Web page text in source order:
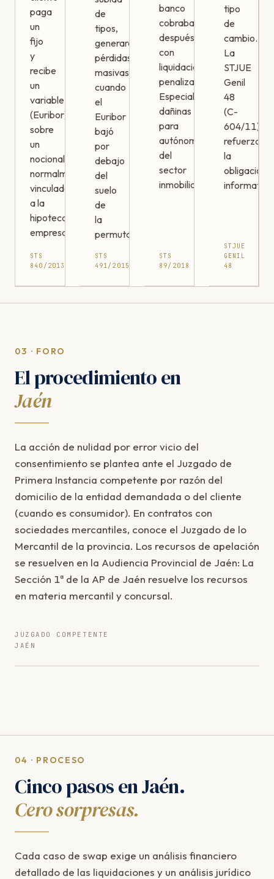
paga
un
fijo
y
recibe
un
variable
(Euribor)
sobre
un
nocional,
normalmente
vinculado
a la
hipoteca
empresarial.
STS
840/2013
de
tipos,
generaron
pérdidas
masivas
cuando
el
Euribor
bajó
por
debajo
del
suelo
de
la
permuta.
STS
491/2015
banco
cobraba
después
con
liquidaciones
penalizadoras.
Especialmente
dañinas
para
autónomos
del
sector
inmobiliario.
STS
89/2018
tipo
de
cambio.
La
STJUE
Genil
48
(C-
604/11)
refuerza
la
obligación
STJUE
GENIL
48
03 · FORO
El procedimiento en
Jaén
La acción de nulidad por error vicio del
consentimiento se plantea ante el Juzgado de
Primera Instancia competente por razón del
domicilio de la entidad demandada o del cliente
(cuando es consumidor). En contratos con
sociedades mercantiles, conoce el Juzgado de lo
Mercantil de la provincia. Los recursos de apelación
se resuelven en la Audiencia Provincial de Jaén: La
Sección 1ª de la AP de Jaén resuelve los recursos
en materia mercantil y concursal.
JUZGADO COMPETENTE
JAÉN
04 · PROCESO
Cinco pasos en Jaén.
Cero sorpresas.
Cada caso de swap exige un análisis financiero
detallado de las liquidaciones y un análisis jurídico